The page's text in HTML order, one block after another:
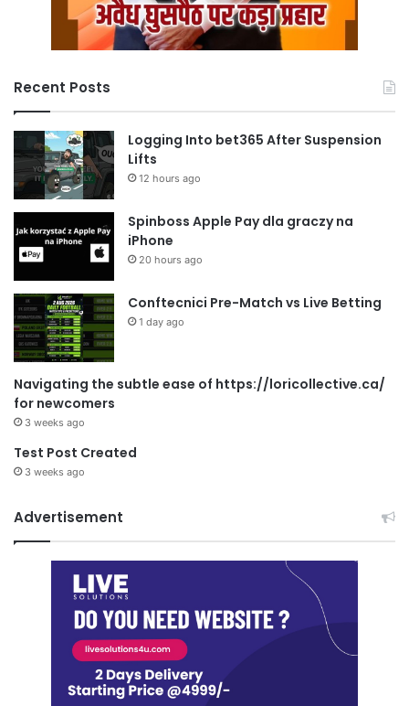
Recent Posts
Logging Into bet365 After Suspension
Lifts
12 hours ago
Spinboss Apple Pay dla graczy na
iPhone
20 hours ago
Conftecnici Pre-Match vs Live Betting
1 day ago
Navigating the subtle ease of https://loricollective.ca/
for newcomers
3 weeks ago
Test Post Created
3 weeks ago
Advertisement